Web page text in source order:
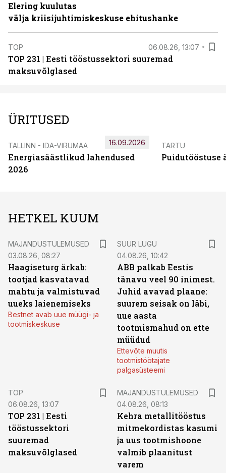
Elering kuulutas
välja kriisijuhtimiskeskuse ehitushanke
TOP 06.08.26, 13:07
TOP 231 | Eesti tööstussektori suuremad
maksuvõlglased
ÜRITUSED
TALLINN - IDA-VIRUMAA
Energiasäästlikud lahendused
2026
16.09.2026 TARTU
Puidutööstuse
HETKEL KUUM
MAJANDUSTULEMUSED
03.08.26, 08:27
Haagiseturg ärkab:
tootjad kasvatavad
mahtu ja valmistuvad
uueks laienemiseks
Bestnet avab uue müügi- ja
tootmiskeskuse
SUUR LUGU
04.08.26, 10:42
ABB palkab Eestis
tänavu veel 90 inimest.
Juhid avavad plaane:
suurem seisak on läbi,
uue aasta
tootmismahud on ette
müüdud
Ettevõte muutis
tootmistöötajate
palgasüsteemi
TOP
06.08.26, 13:07
TOP 231 | Eesti
tööstussektori
suuremad
maksuvõlglased
MAJANDUSTULEMUSED
04.08.26, 08:13
Kehra metallitööstus
mitmekordistas kasumi
ja uus tootmishoone
valmib plaanitust
varem